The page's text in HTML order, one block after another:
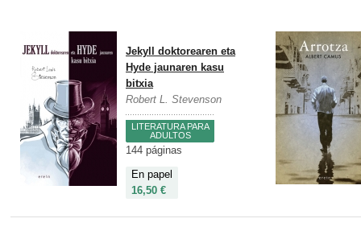
Jekyll doktorearen eta
Hyde jaunaren kasu
bitxia
Robert L. Stevenson
LITERATURA PARA
ADULTOS
144 páginas
En papel
16,50 €